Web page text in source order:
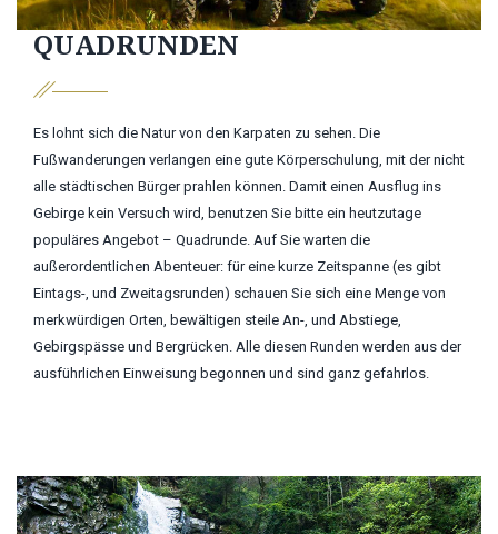
QUADRUNDEN
Es lohnt sich die Natur von den Karpaten zu sehen. Die
Fußwanderungen verlangen eine gute Körperschulung, mit der nicht
alle städtischen Bürger prahlen können. Damit einen Ausflug ins
Gebirge kein Versuch wird, benutzen Sie bitte ein heutzutage
populäres Angebot – Quadrunde. Auf Sie warten die
außerordentlichen Abenteuer: für eine kurze Zeitspanne (es gibt
Eintags-, und Zweitagsrunden) schauen Sie sich eine Menge von
merkwürdigen Orten, bewältigen steile An-, und Abstiege,
Gebirgspässe und Bergrücken. Alle diesen Runden werden aus der
ausführlichen Einweisung begonnen und sind ganz gefahrlos.